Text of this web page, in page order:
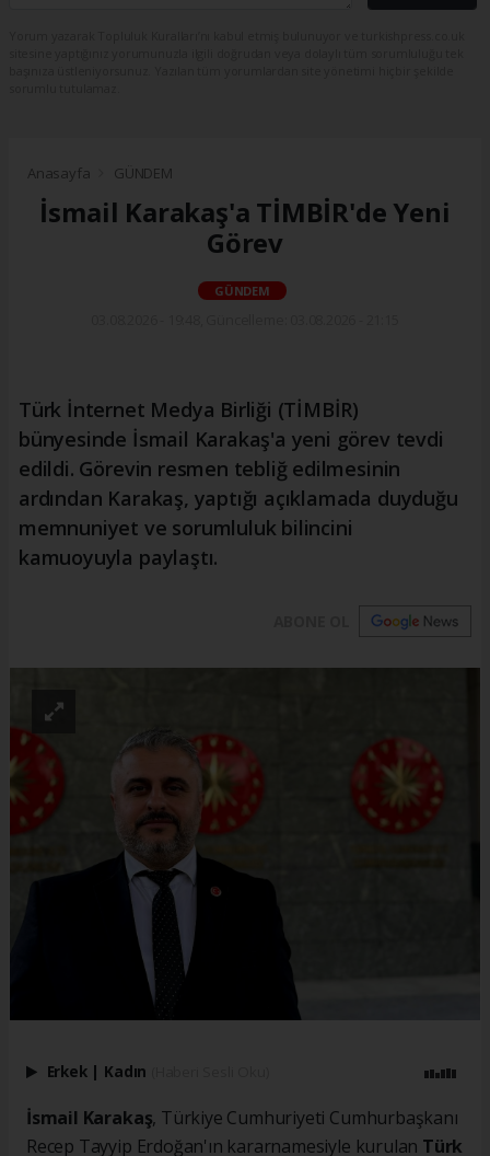
Anasayfa GÜNDEM
İsmail Karakaş'a TİMBİR'de Yeni
Görev
GÜNDEM
Türk İnternet Medya Birliği (TİMBİR)
bünyesinde İsmail Karakaş'a yeni görev tevdi
edildi. Görevin resmen tebliğ edilmesinin
ardından Karakaş, yaptığı açıklamada duyduğu
memnuniyet ve sorumluluk bilincini
kamuoyuyla paylaştı.
Erkek | Kadın
İsmail Karakaş, Türkiye Cumhuriyeti Cumhurbaşkanı
Recep Tayyip Erdoğan'ın kararnamesiyle kurulan Türk